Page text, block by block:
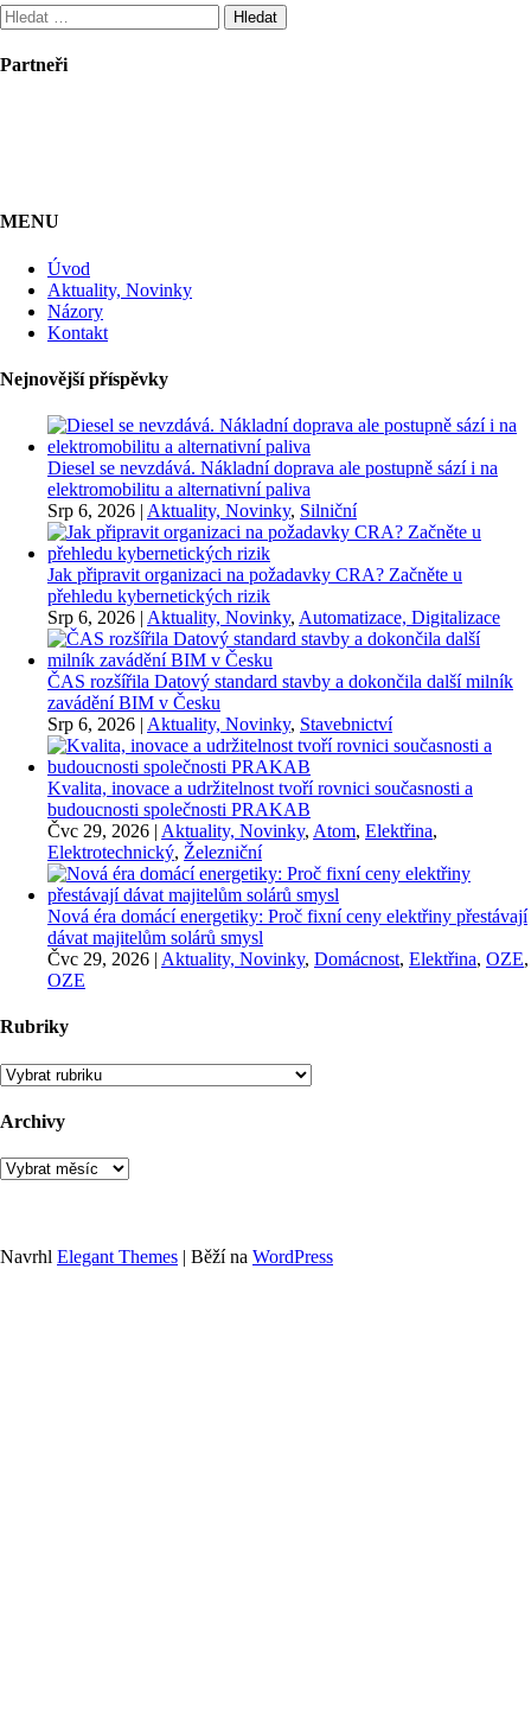
Vyhledávání
Partneři
MENU
Úvod
Aktuality, Novinky
Názory
Kontakt
Nejnovější příspěvky
Diesel se nevzdává. Nákladní doprava ale postupně sází i na
elektromobilitu a alternativní paliva
Srp 6, 2026 | Aktuality, Novinky, Silniční
Jak připravit organizaci na požadavky CRA? Začněte u
přehledu kybernetických rizik
Srp 6, 2026 | Aktuality, Novinky, Automatizace, Digitalizace
ČAS rozšířila Datový standard stavby a dokončila další milník
zavádění BIM v Česku
Srp 6, 2026 | Aktuality, Novinky, Stavebnictví
Kvalita, inovace a udržitelnost tvoří rovnici současnosti a
budoucnosti společnosti PRAKAB
Čvc 29, 2026 | Aktuality, Novinky, Atom, Elektřina,
Elektrotechnický, Železniční
Nová éra domácí energetiky: Proč fixní ceny elektřiny přestávají
dávat majitelům solárů smysl
Čvc 29, 2026 | Aktuality, Novinky, Domácnost, Elektřina, OZE,
OZE
Rubriky
Rubriky
Archivy
Archivy
Navrhl Elegant Themes | Běží na WordPress